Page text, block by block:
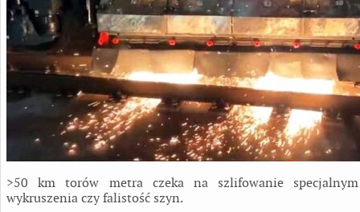
>50 km torów metra czeka na szlifowanie
wykruszenia czy falistość szyn.